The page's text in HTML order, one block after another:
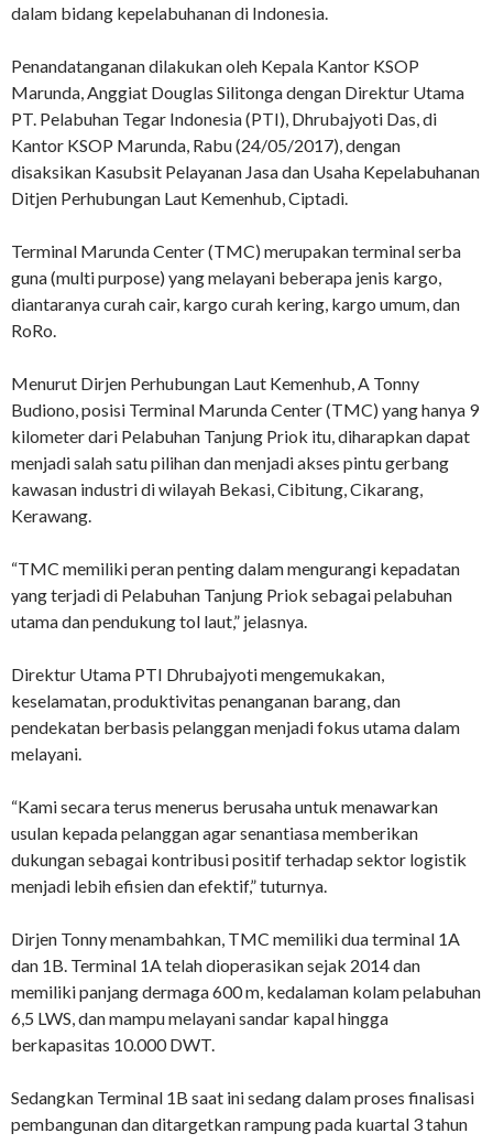
dalam bidang kepelabuhanan di Indonesia.
Penandatanganan dilakukan oleh Kepala Kantor KSOP
Marunda, Anggiat Douglas Silitonga dengan Direktur Utama
PT. Pelabuhan Tegar Indonesia (PTI), Dhrubajyoti Das, di
Kantor KSOP Marunda, Rabu (24/05/2017), dengan
disaksikan Kasubsit Pelayanan Jasa dan Usaha Kepelabuhanan
Ditjen Perhubungan Laut Kemenhub, Ciptadi.
Terminal Marunda Center (TMC) merupakan terminal serba
guna (multi purpose) yang melayani beberapa jenis kargo,
diantaranya curah cair, kargo curah kering, kargo umum, dan
RoRo.
Menurut Dirjen Perhubungan Laut Kemenhub, A Tonny
Budiono, posisi Terminal Marunda Center (TMC) yang hanya 9
kilometer dari Pelabuhan Tanjung Priok itu, diharapkan dapat
menjadi salah satu pilihan dan menjadi akses pintu gerbang
kawasan industri di wilayah Bekasi, Cibitung, Cikarang,
Kerawang.
“TMC memiliki peran penting dalam mengurangi kepadatan
yang terjadi di Pelabuhan Tanjung Priok sebagai pelabuhan
utama dan pendukung tol laut,” jelasnya.
Direktur Utama PTI Dhrubajyoti mengemukakan,
keselamatan, produktivitas penanganan barang, dan
pendekatan berbasis pelanggan menjadi fokus utama dalam
melayani.
“Kami secara terus menerus berusaha untuk menawarkan
usulan kepada pelanggan agar senantiasa memberikan
dukungan sebagai kontribusi positif terhadap sektor logistik
menjadi lebih efisien dan efektif,” tuturnya.
Dirjen Tonny menambahkan, TMC memiliki dua terminal 1A
dan 1B. Terminal 1A telah dioperasikan sejak 2014 dan
memiliki panjang dermaga 600 m, kedalaman kolam pelabuhan
6,5 LWS, dan mampu melayani sandar kapal hingga
berkapasitas 10.000 DWT.
Sedangkan Terminal 1B saat ini sedang dalam proses finalisasi
pembangunan dan ditargetkan rampung pada kuartal 3 tahun